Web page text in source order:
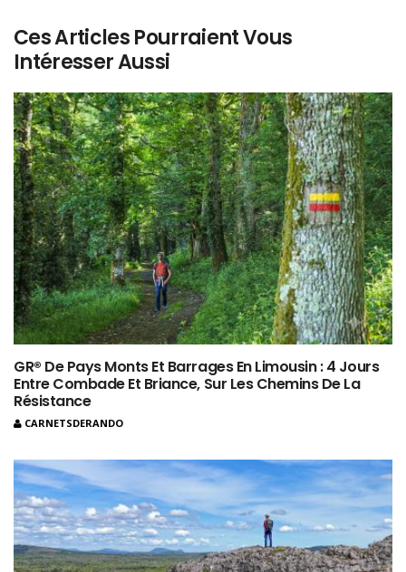
Ces Articles Pourraient Vous
Intéresser Aussi
GR® De Pays Monts Et Barrages En Limousin : 4 Jours
Entre Combade Et Briance, Sur Les Chemins De La
Résistance
CARNETSDERANDO